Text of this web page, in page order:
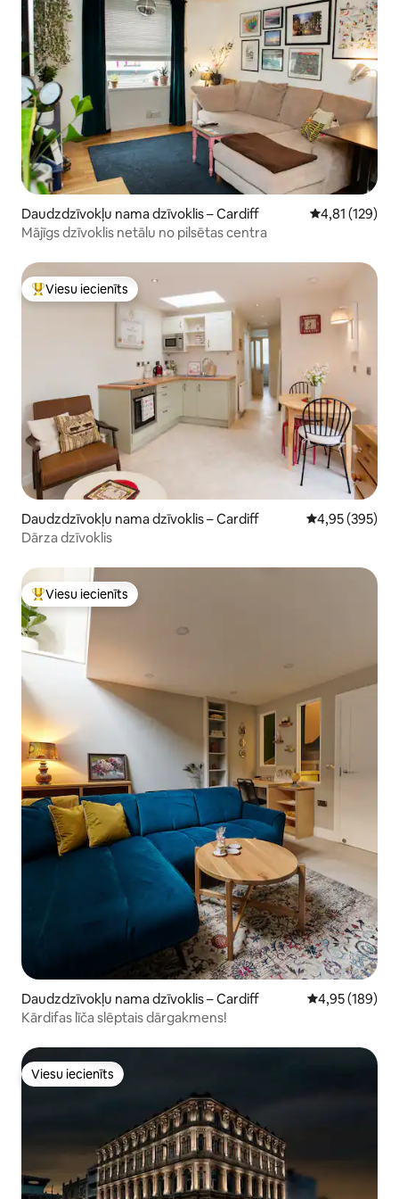
Daudzdzīvokļu nama dzīvoklis – Cardiff Vidējais
4,81 (129)
Mājīgs dzīvoklis netālu no pilsētas centra
Populārs viesu iecienīts mājoklis
Viesu iecienīts
Daudzdzīvokļu nama dzīvoklis – Cardiff Vidējais
4,95 (395)
Dārza dzīvoklis
Populārs viesu iecienīts mājoklis
Viesu iecienīts
Daudzdzīvokļu nama dzīvoklis – Cardiff Vidējais
4,95 (189)
Kārdifas līča slēptais dārgakmens!
Viesu iecienīts
Viesu iecienīts